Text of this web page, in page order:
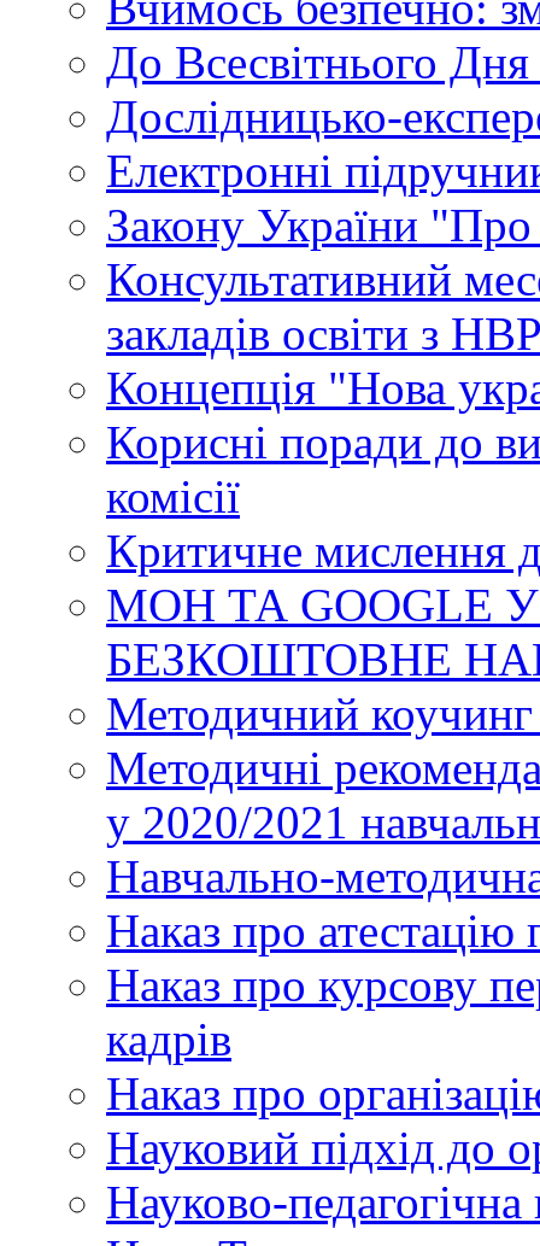
До Всесвітнього Дня
Дослідницько-
Електронні
Закону України "Про
Консультативний
закладів освіти з
Концепція "Нова
Корисні поради до
комісії
Критичне мислення
МОН ТА GOOGLE
БЕЗКОШТОВНЕ
Методичний
Методичні
у 2020/2021
Навчально-
Наказ про атестацію
Наказ про курсову
кадрів
Наказ про
Науковий підхід до
Науково-